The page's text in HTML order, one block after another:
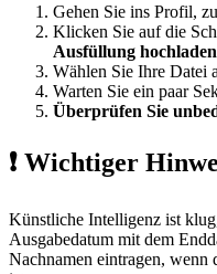
Gehen Sie ins Profil,
Klicken Sie auf die
Ausfüllung
Wählen Sie Ihre Datei
Warten Sie ein paar
Überprüfen Sie
❗ Wichtiger
Künstliche Intelligenz ist
Ausgabedatum mit dem
Nachnamen eintragen, wenn